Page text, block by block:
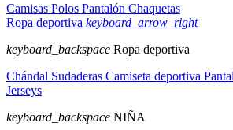
Camisas Polos Pantalón Chaquetas
Ropa deportiva keyboard_arrow_right
keyboard_backspace Ropa deportiva
Chándal Sudaderas Camiseta deportiva
Jerseys
keyboard_backspace NIÑA